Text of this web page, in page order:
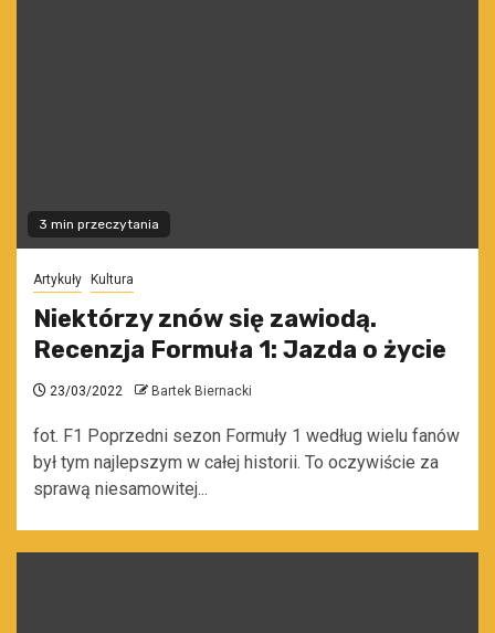
3 min przeczytania
Artykuły Kultura
Niektórzy znów się zawiodą.
Recenzja Formuła 1: Jazda o życie
23/03/2022 Bartek Biernacki
fot. F1 Poprzedni sezon Formuły 1 według wielu fanów
był tym najlepszym w całej historii. To oczywiście za
sprawą niesamowitej...